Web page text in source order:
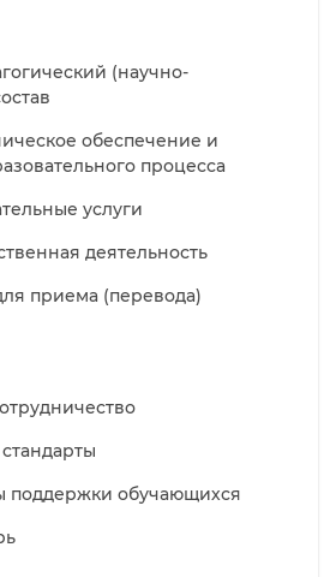
(научно-
обеспечение и
процесса
услуги
деятельность
приема (перевода)
поддержки обучающихся